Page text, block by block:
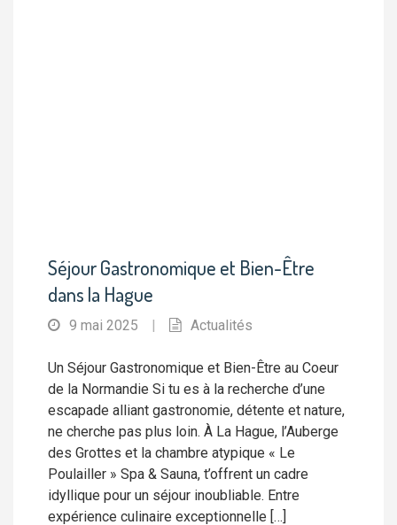
Séjour Gastronomique et Bien-Être
dans la Hague
9 mai 2025 | Actualités
Un Séjour Gastronomique et Bien-Être au Coeur
de la Normandie Si tu es à la recherche d’une
escapade alliant gastronomie, détente et nature,
ne cherche pas plus loin. À La Hague, l’Auberge
des Grottes et la chambre atypique « Le
Poulailler » Spa & Sauna, t’offrent un cadre
idyllique pour un séjour inoubliable. Entre
expérience culinaire exceptionnelle […]